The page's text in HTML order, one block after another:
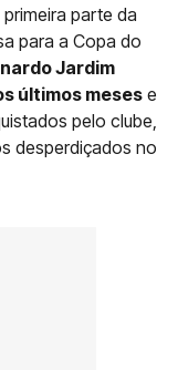
parte da
para a Copa do
Jardim
últimos meses e
pelo clube,
desperdiçados no